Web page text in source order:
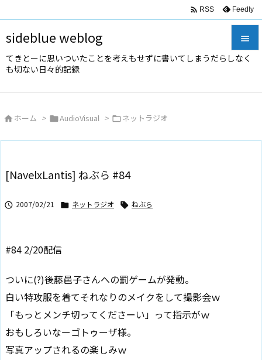
sideblue weblog
てきとーに思いついたことを考えもせずに書いてしまうだらしなく
も切ない日々的記録



 RSS Feedly
 ホーム > AudioVisual > ネットラジオ
[NavelxLantis] ねぶら #84
 2007/02/21  ネットラジオ  ねぶら
#84 2/20配信
ついに(?)後藤邑子さんへの罰ゲームが発動。
白い特攻服を着てそれなりのメイクをして撮影会ｗ
「もっとメンチ切ってくださーい」って指示がｗ
おもしろいなーゴトゥーザ様。
写真アップされるの楽しみｗ